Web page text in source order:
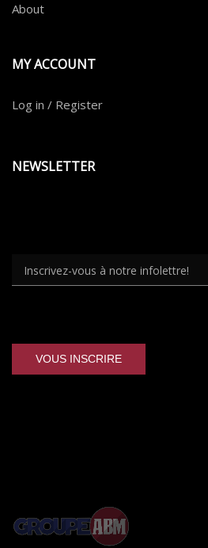
About
MY ACCOUNT
Log in / Register
NEWSLETTER